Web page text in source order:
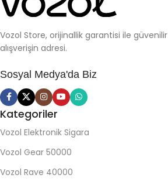
Vozol Store, orijinallik garantisi ile güvenilir
alışverişin adresi.
Sosyal Medya'da Biz
Kategoriler
Vozol Elektronik Sigara
Vozol Gear 50000
Vozol Rave 40000